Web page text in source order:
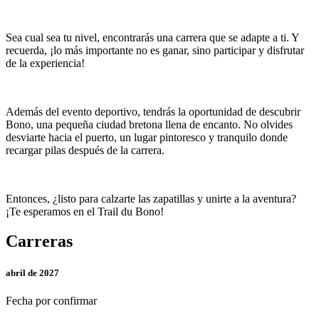
Sea cual sea tu nivel, encontrarás una carrera que se adapte a ti. Y
recuerda, ¡lo más importante no es ganar, sino participar y disfrutar
de la experiencia!
Además del evento deportivo, tendrás la oportunidad de descubrir
Bono, una pequeña ciudad bretona llena de encanto. No olvides
desviarte hacia el puerto, un lugar pintoresco y tranquilo donde
recargar pilas después de la carrera.
Entonces, ¿listo para calzarte las zapatillas y unirte a la aventura?
¡Te esperamos en el Trail du Bono!
Carreras
abril de 2027
Fecha por confirmar